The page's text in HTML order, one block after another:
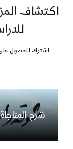
اكتشاف
اشترك للحصول
شرح